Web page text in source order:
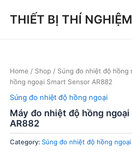
THIẾT BỊ THÍ
Home / Shop / Súng đo nhiệt độ hồng
hồng ngoại Smart Sensor AR882
Súng đo nhiệt độ hồng ngoại
Máy đo nhiệt độ hồng
AR882
Category: Súng đo nhiệt độ hồng ngoại